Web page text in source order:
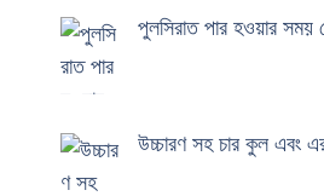
পুলসিরাত পার হওয়ার
উচ্চারণ সহ চার কুল এবং